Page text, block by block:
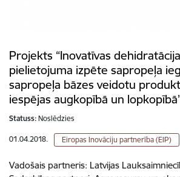
Projekts “Inovatīvas
pielietojuma izpēte sapropeļa
sapropeļa bāzes veidotu
iespējas augkopībā un
Statuss: Noslēdzies
01.04.2018. Eiropas Inovāciju partnerība (EIP)
Vadošais partneris: Latvijas